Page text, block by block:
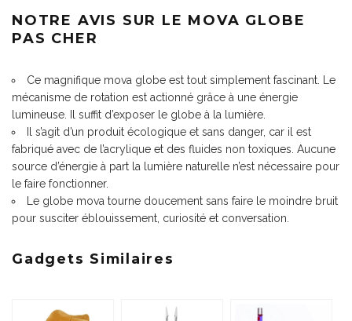
NOTRE AVIS SUR LE MOVA GLOBE
PAS CHER
Ce magnifique mova globe est tout simplement fascinant. Le
mécanisme de rotation est actionné grâce à une énergie
lumineuse. Il suffit d’exposer le globe à la lumière.
Il s’agit d’un produit écologique et sans danger, car il est
fabriqué avec de l’acrylique et des fluides non toxiques. Aucune
source d’énergie à part la lumière naturelle n’est nécessaire pour
le faire fonctionner.
Le globe mova tourne doucement sans faire le moindre bruit
pour susciter éblouissement, curiosité et conversation.
Gadgets Similaires